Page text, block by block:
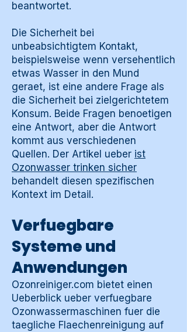
beantwortet.
Die Sicherheit bei
unbeabsichtigtem Kontakt,
beispielsweise wenn versehentlich
etwas Wasser in den Mund
geraet, ist eine andere Frage als
die Sicherheit bei zielgerichtetem
Konsum. Beide Fragen benoetigen
eine Antwort, aber die Antwort
kommt aus verschiedenen
Quellen. Der Artikel ueber ist
Ozonwasser trinken sicher
behandelt diesen spezifischen
Kontext im Detail.
Verfuegbare
Systeme und
Anwendungen
Ozonreiniger.com bietet einen
Ueberblick ueber verfuegbare
Ozonwassermaschinen fuer die
taegliche Flaechenreinigung auf